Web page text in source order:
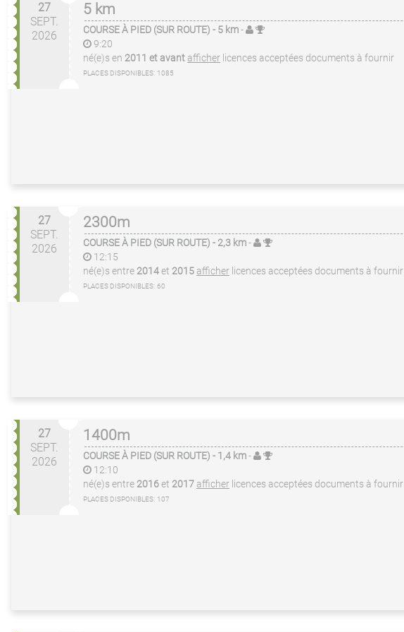
27
SEPT.
2026
5 km
COURSE À PIED (SUR ROUTE) - 5 km-
9:20
né(e)s en 2011 et avantafficher licences acceptées documents à fournir
PLACES DISPONIBLES: 1085
27
SEPT.
2026
2300m
COURSE À PIED (SUR ROUTE) - 2,3 km-
12:15
né(e)s entre 2014et 2015afficher licences acceptées documents à fournir
PLACES DISPONIBLES: 60
27
SEPT.
2026
1400m
COURSE À PIED (SUR ROUTE) - 1,4 km-
12:10
né(e)s entre 2016et 2017afficher licences acceptées documents à fournir
PLACES DISPONIBLES: 107